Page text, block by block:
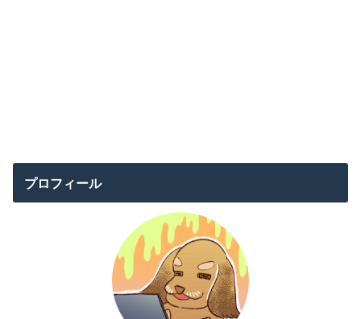
プロフィール